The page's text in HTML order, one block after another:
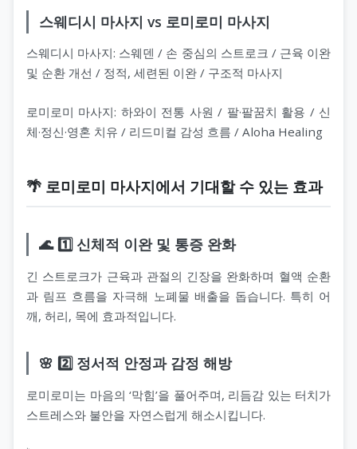
스웨디시 마사지 vs 로미로미 마사지
스웨디시 마사지: 스웨덴 / 손 중심의 스트로크 / 근육 이완
및 순환 개선 / 정적, 세련된 이완 / 구조적 마사지
로미로미 마사지: 하와이 전통 사원 / 팔·팔꿈치 활용 / 신
체·정신·영혼 치유 / 리드미컬 감성 흐름 / Aloha Healing
🌴 로미로미 마사지에서 기대할 수 있는 효과
🌊 1️⃣ 신체적 이완 및 통증 완화
긴 스트로크가 근육과 관절의 긴장을 완화하며 혈액 순환
과 림프 흐름을 자극해 노폐물 배출을 돕습니다. 특히 어
깨, 허리, 목에 효과적입니다.
🌸 2️⃣ 정서적 안정과 감정 해방
로미로미는 마음의 ‘막힘’을 풀어주며, 리듬감 있는 터치가
스트레스와 불안을 자연스럽게 해소시킵니다.